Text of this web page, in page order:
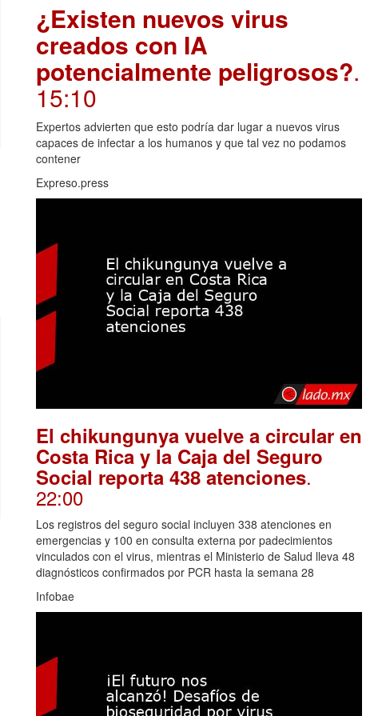
¿Existen nuevos virus
creados con IA
potencialmente peligrosos?.
15:10
Expertos advierten que esto podría dar lugar a nuevos virus
capaces de infectar a los humanos y que tal vez no podamos
contener
Expreso.press
El chikungunya vuelve a circular en
Costa Rica y la Caja del Seguro
Social reporta 438 atenciones.
22:00
Los registros del seguro social incluyen 338 atenciones en
emergencias y 100 en consulta externa por padecimientos
vinculados con el virus, mientras el Ministerio de Salud lleva 48
diagnósticos confirmados por PCR hasta la semana 28
Infobae